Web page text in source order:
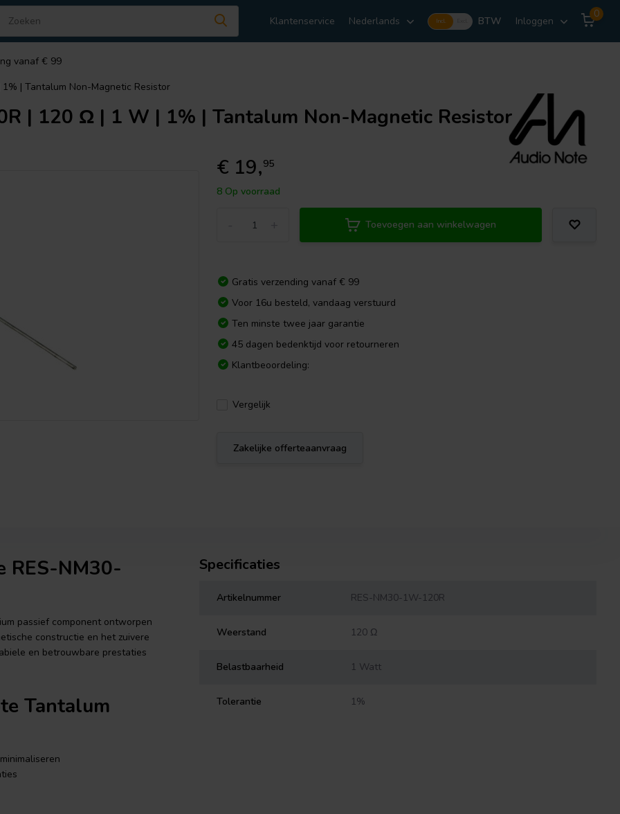
Klantenservice Nederlands Incl. BTW Inloggen
0
vanaf € 99
| Tantalum Non-Magnetic Resistor
| 120 Ω | 1 W | 1% | Tantalum Non-Magnetic Resistor
€ 19,95
8 Op voorraad
Toevoegen aan winkelwagen
Gratis verzending vanaf € 99
Voor 16u besteld, vandaag verstuurd
Ten minste twee jaar garantie
45 dagen bedenktijd voor retourneren
Klantbeoordeling:
Vergelijk
Zakelijke offerteaanvraag
RES-NM30-
passief component ontworpen
constructie en het zuivere
en betrouwbare prestaties
Tantalum
Specificaties
Artikelnummer RES-NM30-1W-120R
Weerstand 120 Ω
Belastbaarheid 1 Watt
Tolerantie 1%